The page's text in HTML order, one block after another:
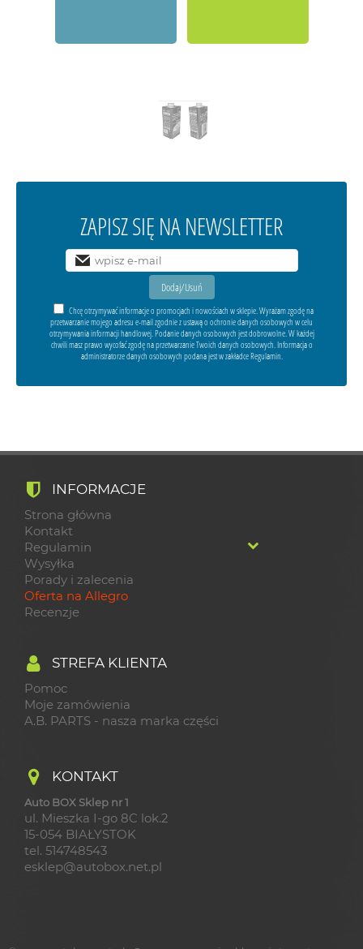
ZAPISZ SIĘ NA NEWSLETTER
Chcę otrzymywać informacje o promocjach i nowościach w sklepie. Wyrażam zgodę na
przetwarzanie mojego adresu e-mail zgodnie z ustawą o ochronie danych osobowych w celu
otrzymywania informacji handlowej. Podanie danych osobowych jest dobrowolne. W każdej
chwili masz prawo wycofać zgodę na przetwarzanie Twoich danych osobowych. Informacja o
administratorze danych osobowych podana jest w zakładce Regulamin.
INFORMACJE
Strona główna
Kontakt
Regulamin
Wysyłka
Porady i zalecenia
Oferta na Allegro
Recenzje
STREFA KLIENTA
Pomoc
Moje zamówienia
A.B. PARTS - nasza marka części
KONTAKT
Auto BOX Sklep nr 1
ul. Mieszka I-go 8C lok.2
15-054 BIAŁYSTOK
tel. 514748543
esklep@autobox.net.pl